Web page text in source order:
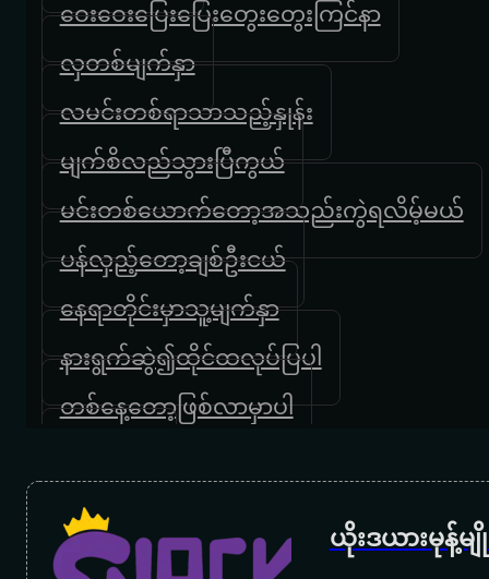
ဝေးဝေးပြေးပြေးတွေးတွေးကြင်နာ
လှတစ်မျက်နှာ
လမင်းတစ်ရာသာသည့်နှုန်း
မျက်စိလည်သွားပြီကွယ်
မင်းတစ်ယောက်တော့အသည်းကွဲရလိမ့်မယ်
ပန်လှည့်တော့ချစ်ဦးငယ်
နေရာတိုင်းမှာသူ့မျက်နှာ
နားရွက်ဆွဲ၍ထိုင်ထလုပ်ပြပါ
တစ်နေ့တော့ဖြစ်လာမှာပါ
ဆူးခင်းလမ်း
စိမ်းတယ်လို့မှတ်မှာလား
ယိုးဒယားမုန့်